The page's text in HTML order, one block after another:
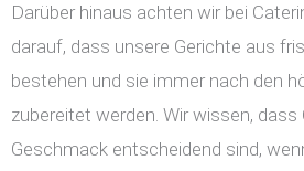
Darüber hinaus achten wir bei
darauf, dass unsere Gerichte aus
bestehen und sie immer nach den
zubereitet werden. Wir wissen, dass
Geschmack entscheidend sind,